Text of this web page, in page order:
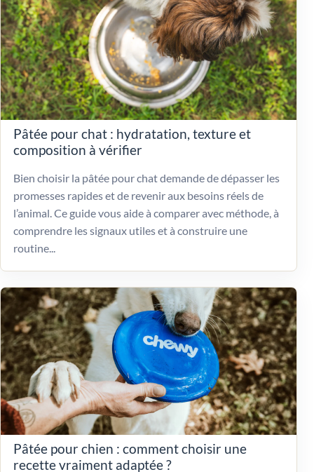
Pâtée pour chat : hydratation, texture et
composition à vérifier
Bien choisir la pâtée pour chat demande de dépasser les
promesses rapides et de revenir aux besoins réels de
l’animal. Ce guide vous aide à comparer avec méthode, à
comprendre les signaux utiles et à construire une
routine...
Pâtée pour chien : comment choisir une
recette vraiment adaptée ?